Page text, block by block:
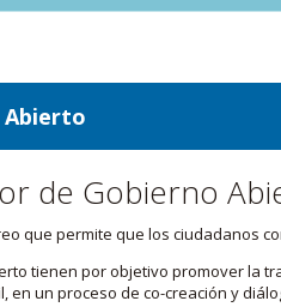
Abierto
de Gobierno
que permite que los ciudadanos
tienen por objetivo promover la
en un proceso de co-creación y